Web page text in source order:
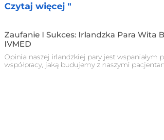
Czytaj więcej "
Zaufanie I Sukces: Irlandzka Para Wita
IVMED
Opinia naszej irlandzkiej pary jest wspaniałym
współpracy, jaką budujemy z naszymi